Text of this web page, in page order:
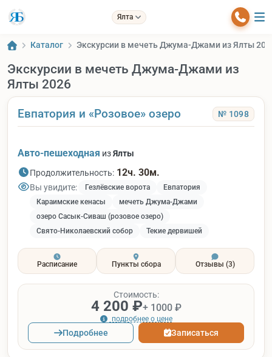
Ялта
Каталог Экскурсии в мечеть Джума-Джами из Ялты
Экскурсии в мечеть Джума-Джами из
Ялты 2026
Евпатория и «Розовое» озеро № 1098
Авто-пешеходная изЯлты
Продолжительность: 12ч. 30м.
Вы увидите: Гезлёвские ворота
Евпатория
Караимские кенасы
мечеть Джума-Джами
озеро Сасык-Сиваш (розовое озеро)
Свято-Николаевский собор
Текие дервишей
Расписание Пункты сбора Отзывы (3)
Стоимость:
4 200 ₽+ 1000 ₽
подробнее о цене
Подробнее Записаться